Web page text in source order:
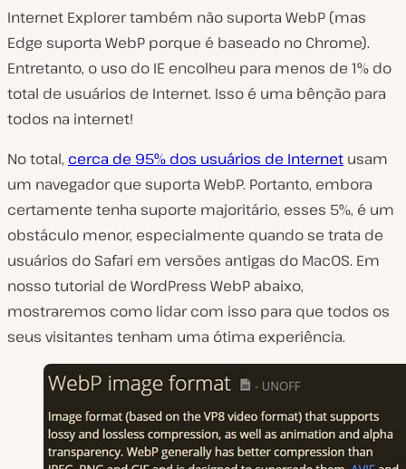
Internet Explorer também não suporta WebP (mas
Edge suporta WebP porque é baseado no Chrome).
Entretanto, o uso do IE encolheu para menos de 1% do
total de usuários de Internet. Isso é uma bênção para
todos na internet!
No total, cerca de 95% dos usuários de Internet usam
um navegador que suporta WebP. Portanto, embora
certamente tenha suporte majoritário, esses 5%, é um
obstáculo menor, especialmente quando se trata de
usuários do Safari em versões antigas do MacOS. Em
nosso tutorial de WordPress WebP abaixo,
mostraremos como lidar com isso para que todos os
seus visitantes tenham uma ótima experiência.